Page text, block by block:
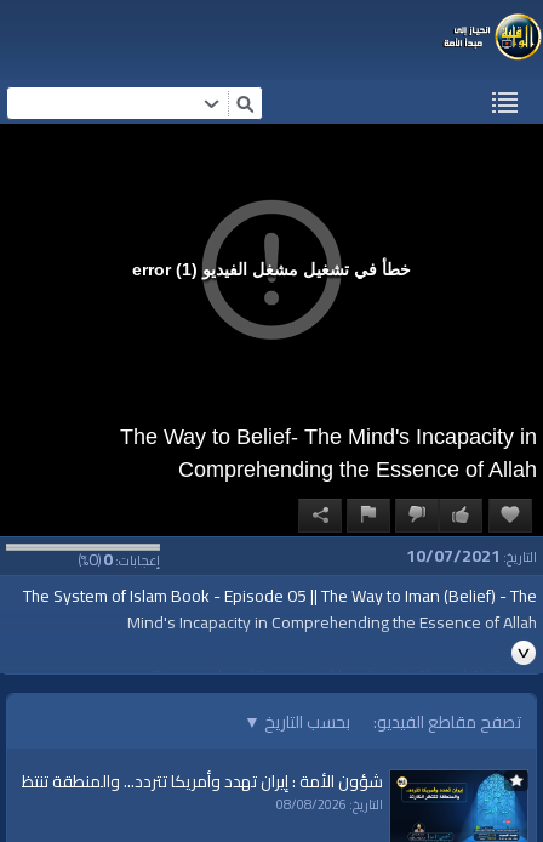
خطأ في تشغيل مشغل الفيديو (1) error
The Way to Belief- The Mind's Incapacity in
Comprehending the Essence of Allah
إعجابات:0
(
0
%) التاريخ: 10/07/2021
The System of Islam Book - Episode 05 || The Way to Iman (Belief) - The
Mind's Incapacity in Comprehending the Essence of Allah
Prepared and Presented by : Ustath Ahmad Al-Qasas
https://youtu.be/3Ih0f1IRQ7I
For more
v=WtaupFsT3O4&list=PLkxwrHhqWFA4CSlPkqkVQwr_Nm59ENR-q
تصفح مقاطع الفيديو: بحسب التاريخ ▼
شؤون الأمة : إيران تهدد وأمريكا تتردد... والمنطقة تنتظر
التاريخ: 08/08/2026